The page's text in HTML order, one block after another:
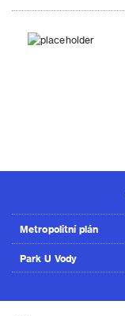
Metropolitní plán
Park U Vody